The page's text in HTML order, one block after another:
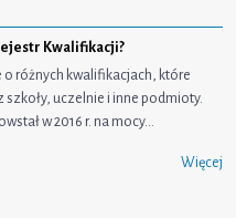
Kwalifikacji?
różnych kwalifikacjach, które
szkoły, uczelnie i inne podmioty.
w 2016 r. na mocy…
Więcej